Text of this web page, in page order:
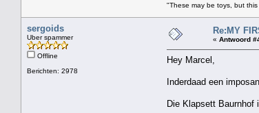
"These may be toys, but
sergoids
Uber spammer
Offline
Berichten: 2978
Re:MY
« Antwoord
Hey Marcel,
Inderdaad een
Die Klapsett